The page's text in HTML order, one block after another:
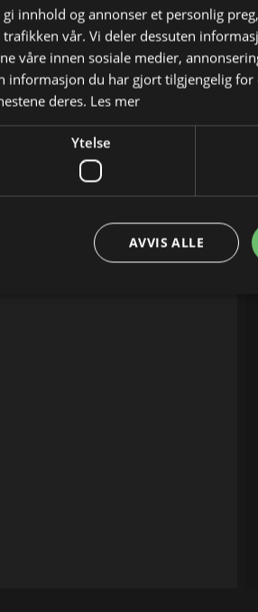
som er blitt utnyttet av
skilsmisse opplever en ung
netthets som truer med å
innhold og annonser et personlig
vår. Vi deler dessuten
våre innen sosiale medier,
informasjon du har gjort tilgjengelig
deres. Les mer
Ytelse
AVVIS ALLE